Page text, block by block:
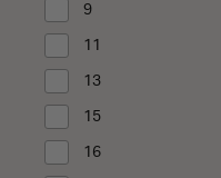
9
Affiner par Canaux : 9
11
Affiner par Canaux : 11
13
Affiner par Canaux : 13
15
Affiner par Canaux : 15
16
Affiner par Canaux : 16